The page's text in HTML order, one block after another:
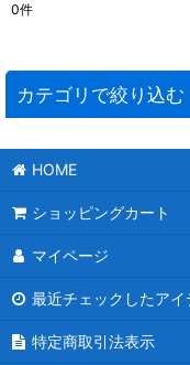
表示数 :
並び順:
0件
カテゴリで絞り込む
寝具・ブランケット類 (
ブランケット
布団 毛布
シーツ
HOME
ショッピングカート
マイページ
最近チェックしたアイ
特定商取引法表示